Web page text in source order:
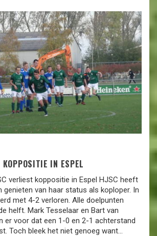
IN ESPEL
verliest koppositie in Espel HJSC heeft
genieten van haar status als koploper. In
met 4-2 verloren. Alle doelpunten
helft. Mark Tesselaar en Bart van
er voor dat een 1-0 en 2-1 achterstand
Toch bleek het niet genoeg want...